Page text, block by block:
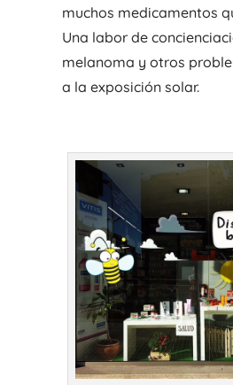
muchos medicamentos
Una labor de
melanoma y otros
a la exposición solar.